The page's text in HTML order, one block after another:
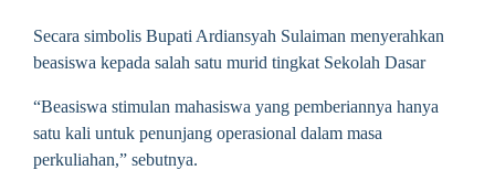
Secara simbolis Bupati Ardiansyah Sulaiman menyerahkan
beasiswa kepada salah satu murid tingkat Sekolah Dasar
“Beasiswa stimulan mahasiswa yang pemberiannya hanya
satu kali untuk penunjang operasional dalam masa
perkuliahan,” sebutnya.